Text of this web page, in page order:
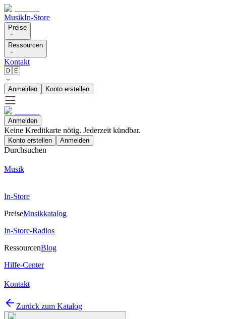
MusikIn-Store
Preise
Ressourcen
Kontakt
🇩🇪
Anmelden Konto erstellen
Anmelden
Keine Kreditkarte nötig. Jederzeit kündbar.
Konto erstellen Anmelden
Durchsuchen
Musik
In-Store
PreiseMusikkatalog
In-Store-Radios
RessourcenBlog
Hilfe-Center
Kontakt
Zurück zum Katalog